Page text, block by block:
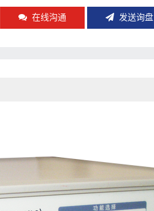
在线沟通 发送询盘